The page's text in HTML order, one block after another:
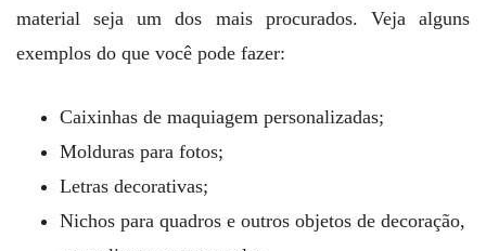
material seja um dos mais procurados. Veja alguns
exemplos do que você pode fazer:
Caixinhas de maquiagem personalizadas;
Molduras para fotos;
Letras decorativas;
Nichos para quadros e outros objetos de decoração,